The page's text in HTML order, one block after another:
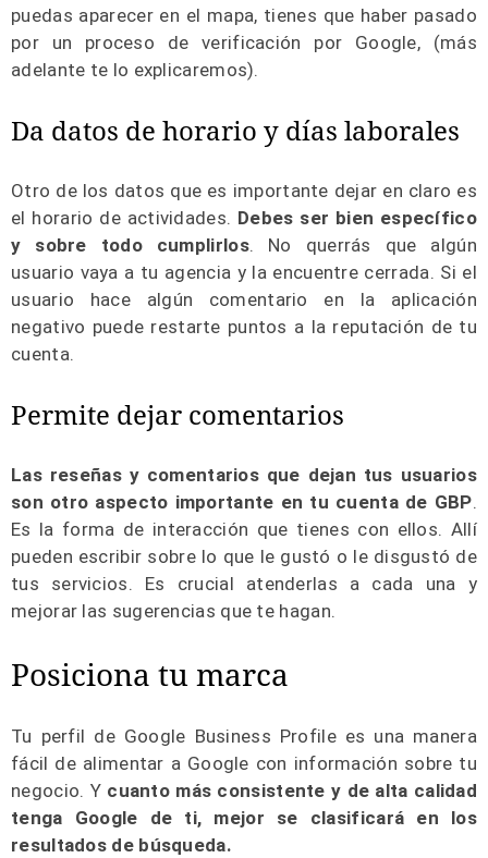
puedas aparecer en el mapa, tienes que haber pasado
por un proceso de verificación por Google, (más
adelante te lo explicaremos).
Da datos de horario y días laborales
Otro de los datos que es importante dejar en claro es
el horario de actividades. Debes ser bien específico
y sobre todo cumplirlos. No querrás que algún
usuario vaya a tu agencia y la encuentre cerrada. Si el
usuario hace algún comentario en la aplicación
negativo puede restarte puntos a la reputación de tu
cuenta.
Permite dejar comentarios
Las reseñas y comentarios que dejan tus usuarios
son otro aspecto importante en tu cuenta de GBP.
Es la forma de interacción que tienes con ellos. Allí
pueden escribir sobre lo que le gustó o le disgustó de
tus servicios. Es crucial atenderlas a cada una y
mejorar las sugerencias que te hagan.
Posiciona tu marca
Tu perfil de Google Business Profile es una manera
fácil de alimentar a Google con información sobre tu
negocio. Y cuanto más consistente y de alta calidad
tenga Google de ti, mejor se clasificará en los
resultados de búsqueda.